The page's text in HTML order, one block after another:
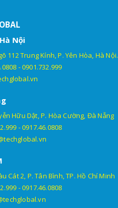
Nội
112 Trung Kính, P. Yên Hòa, Hà Nội.
-0901.732.999
Hữu Dật, P. Hòa Cường, Đà Nẵng
-0917.46.0808
Cát 2, P. Tân Bình, TP. Hồ Chí Minh
-0917.46.0808